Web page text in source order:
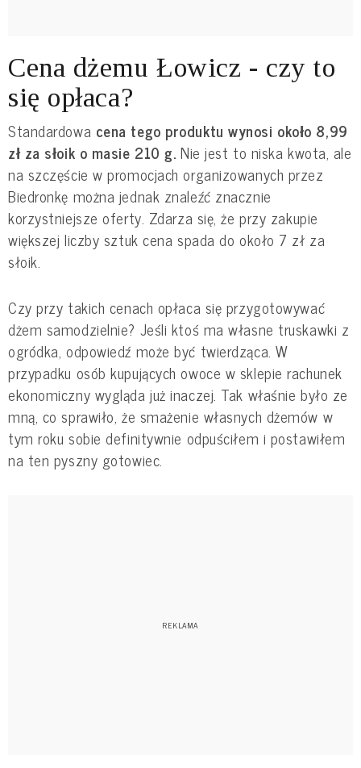
Cena dżemu Łowicz - czy to
się opłaca?
Standardowa cena tego produktu wynosi około 8,99
zł za słoik o masie 210 g. Nie jest to niska kwota, ale
na szczęście w promocjach organizowanych przez
Biedronkę można jednak znaleźć znacznie
korzystniejsze oferty. Zdarza się, że przy zakupie
większej liczby sztuk cena spada do około 7 zł za
słoik.
Czy przy takich cenach opłaca się przygotowywać
dżem samodzielnie? Jeśli ktoś ma własne truskawki z
ogródka, odpowiedź może być twierdząca. W
przypadku osób kupujących owoce w sklepie rachunek
ekonomiczny wygląda już inaczej. Tak właśnie było ze
mną, co sprawiło, że smażenie własnych dżemów w
tym roku sobie definitywnie odpuściłem i postawiłem
na ten pyszny gotowiec.